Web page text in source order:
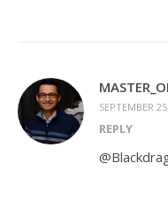
SEPTEMBER
REPLY